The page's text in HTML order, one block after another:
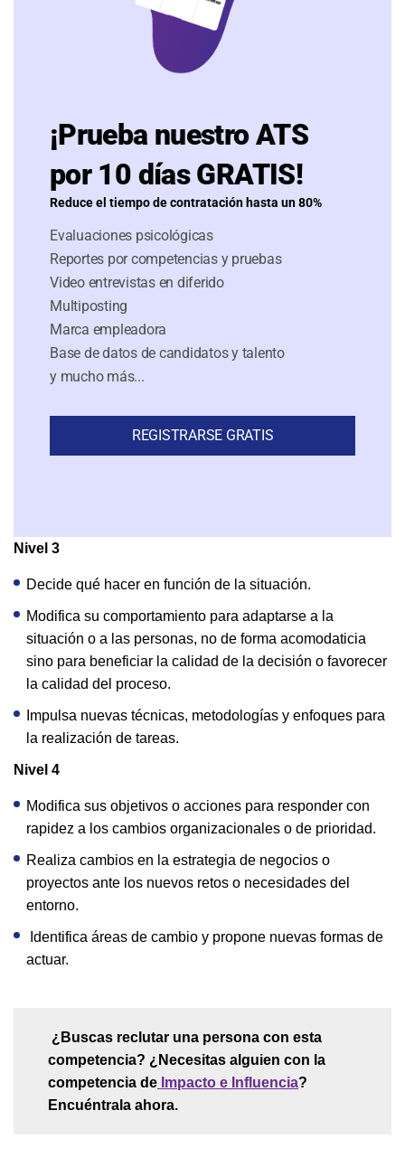
¡Prueba nuestro ATS
por 10 días GRATIS!
Reduce el tiempo de contratación hasta un 80%
Evaluaciones psicológicas
Reportes por competencias y pruebas
Video entrevistas en diferido
Multiposting
Marca empleadora
Base de datos de candidatos y talento
y mucho más...
REGISTRARSE GRATIS
Nivel 3
Decide qué hacer en función de la situación.
Modifica su comportamiento para adaptarse a la
situación o a las personas, no de forma acomodaticia
sino para beneficiar la calidad de la decisión o favorecer
la calidad del proceso.
Impulsa nuevas técnicas, metodologías y enfoques para
la realización de tareas.
Nivel 4
Modifica sus objetivos o acciones para responder con
rapidez a los cambios organizacionales o de prioridad.
Realiza cambios en la estrategia de negocios o
proyectos ante los nuevos retos o necesidades del
entorno.
Identifica áreas de cambio y propone nuevas formas de
actuar.
¿Buscas reclutar una persona con esta
competencia? ¿Necesitas alguien con la
competencia de Impacto e Influencia?
Encuéntrala ahora.